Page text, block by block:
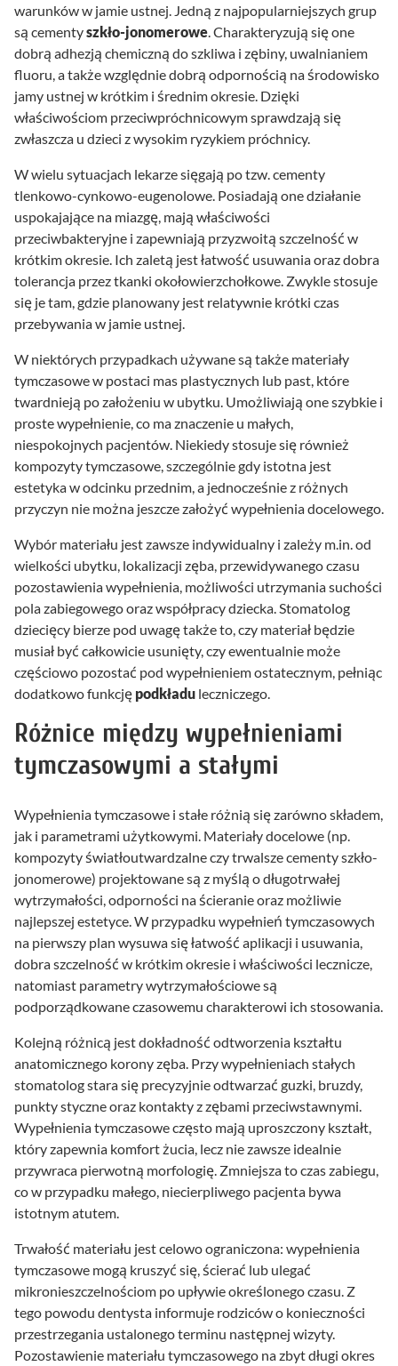
warunków w jamie ustnej. Jedną z najpopularniejszych grup
są cementyszkło-jonomerowe. Charakteryzują się one
dobrą adhezją chemiczną do szkliwa i zębiny, uwalnianiem
fluoru, a także względnie dobrą odpornością na środowisko
jamy ustnej w krótkim i średnim okresie. Dzięki
właściwościom przeciwpróchnicowym sprawdzają się
zwłaszcza u dzieci z wysokim ryzykiem próchnicy.
W wielu sytuacjach lekarze sięgają po tzw. cementy
tlenkowo-cynkowo-eugenolowe. Posiadają one działanie
uspokajające na miazgę, mają właściwości
przeciwbakteryjne i zapewniają przyzwoitą szczelność w
krótkim okresie. Ich zaletą jest łatwość usuwania oraz dobra
tolerancja przez tkanki okołowierzchołkowe. Zwykle stosuje
się je tam, gdzie planowany jest relatywnie krótki czas
przebywania w jamie ustnej.
W niektórych przypadkach używane są także materiały
tymczasowe w postaci mas plastycznych lub past, które
twardnieją po założeniu w ubytku. Umożliwiają one szybkie i
proste wypełnienie, co ma znaczenie u małych,
niespokojnych pacjentów. Niekiedy stosuje się również
kompozyty tymczasowe, szczególnie gdy istotna jest
estetyka w odcinku przednim, a jednocześnie z różnych
przyczyn nie można jeszcze założyć wypełnienia docelowego.
Wybór materiału jest zawsze indywidualny i zależy m.in. od
wielkości ubytku, lokalizacji zęba, przewidywanego czasu
pozostawienia wypełnienia, możliwości utrzymania suchości
pola zabiegowego oraz współpracy dziecka. Stomatolog
dziecięcy bierze pod uwagę także to, czy materiał będzie
musiał być całkowicie usunięty, czy ewentualnie może
częściowo pozostać pod wypełnieniem ostatecznym, pełniąc
dodatkowo funkcję podkładu leczniczego.
Różnice między wypełnieniami
tymczasowymi a stałymi
Wypełnienia tymczasowe i stałe różnią się zarówno składem,
jak i parametrami użytkowymi. Materiały docelowe (np.
kompozyty światłoutwardzalne czy trwalsze cementy szkło-
jonomerowe) projektowane są z myślą o długotrwałej
wytrzymałości, odporności na ścieranie oraz możliwie
najlepszej estetyce. W przypadku wypełnień tymczasowych
na pierwszy plan wysuwa się łatwość aplikacji i usuwania,
dobra szczelność w krótkim okresie i właściwości lecznicze,
natomiast parametry wytrzymałościowe są
podporządkowane czasowemu charakterowi ich stosowania.
Kolejną różnicą jest dokładność odtworzenia kształtu
anatomicznego korony zęba. Przy wypełnieniach stałych
stomatolog stara się precyzyjnie odtwarzać guzki, bruzdy,
punkty styczne oraz kontakty z zębami przeciwstawnymi.
Wypełnienia tymczasowe często mają uproszczony kształt,
który zapewnia komfort żucia, lecz nie zawsze idealnie
przywraca pierwotną morfologię. Zmniejsza to czas zabiegu,
co w przypadku małego, niecierpliwego pacjenta bywa
istotnym atutem.
Trwałość materiału jest celowo ograniczona: wypełnienia
tymczasowe mogą kruszyć się, ścierać lub ulegać
mikronieszczelnościom po upływie określonego czasu. Z
tego powodu dentysta informuje rodziców o konieczności
przestrzegania ustalonego terminu następnej wizyty.
Pozostawienie materiału tymczasowego na zbyt długi okres